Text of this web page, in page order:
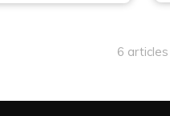
6 articles